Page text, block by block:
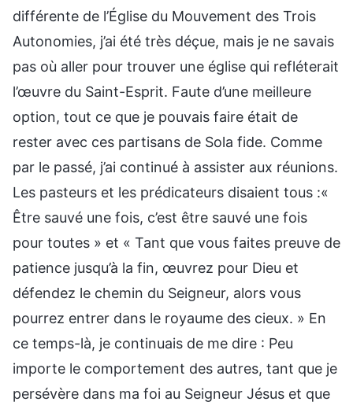
différente de l’Église du Mouvement des Trois
Autonomies, j’ai été très déçue, mais je ne savais
pas où aller pour trouver une église qui refléterait
l’œuvre du Saint-Esprit. Faute d’une meilleure
option, tout ce que je pouvais faire était de
rester avec ces partisans de Sola fide. Comme
par le passé, j’ai continué à assister aux réunions.
Les pasteurs et les prédicateurs disaient tous :«
Être sauvé une fois, c’est être sauvé une fois
pour toutes » et « Tant que vous faites preuve de
patience jusqu’à la fin, œuvrez pour Dieu et
défendez le chemin du Seigneur, alors vous
pourrez entrer dans le royaume des cieux. » En
ce temps-là, je continuais de me dire : Peu
importe le comportement des autres, tant que je
persévère dans ma foi au Seigneur Jésus et que